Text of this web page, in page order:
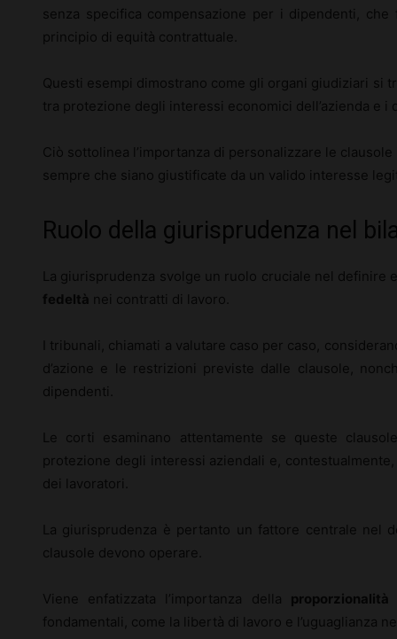
senza specifica compensazione per i dipendenti,
principio di equità contrattuale.
Questi esempi dimostrano come gli organi giudiziari si
tra protezione degli interessi economici dell’azienda e
Ciò sottolinea l’importanza di personalizzare le
sempre che siano giustificate da un valido interesse
Ruolo della giurisprudenza nel
La giurisprudenza svolge un ruolo cruciale nel definire
fedeltà nei contratti di lavoro.
I tribunali, chiamati a valutare caso per caso,
d’azione e le restrizioni previste dalle clausole,
dipendenti.
Le corti esaminano attentamente se queste
protezione degli interessi aziendali e,
dei lavoratori.
La giurisprudenza è pertanto un fattore centrale nel
clausole devono operare.
Viene enfatizzata l’importanza della proporzionalità
fondamentali, come la libertà di lavoro e l’uguaglianza